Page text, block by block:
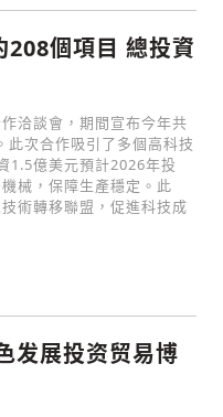
208個項目 總投資
洽談會，期間宣布今年共
次合作吸引了多個高科技
1.5億美元預計2026年投
械，保障生產穩定。此
術轉移聯盟，促進科技成
发展投资贸易博